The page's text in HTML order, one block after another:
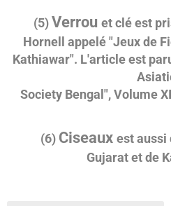
(5)Verrou et cléest
Hornell appelé "Jeux de
Kathiawar". L'article est
Society Bengal", Volume
(6) Ciseaux est aussi
Gujarat et de